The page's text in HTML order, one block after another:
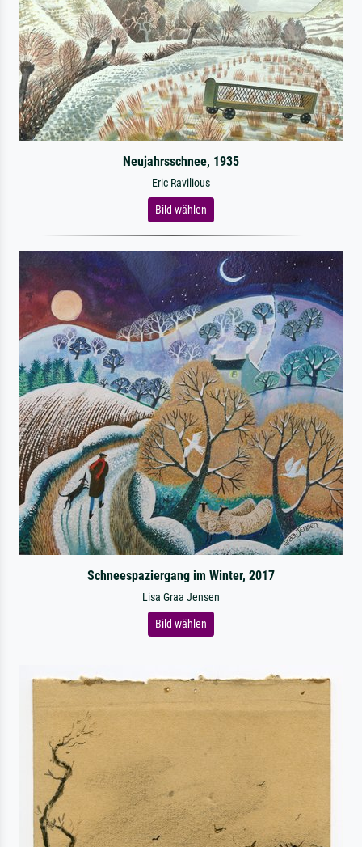
Neujahrsschnee, 1935
Eric Ravilious
Bild wählen
Schneespaziergang im Winter, 2017
Lisa Graa Jensen
Bild wählen